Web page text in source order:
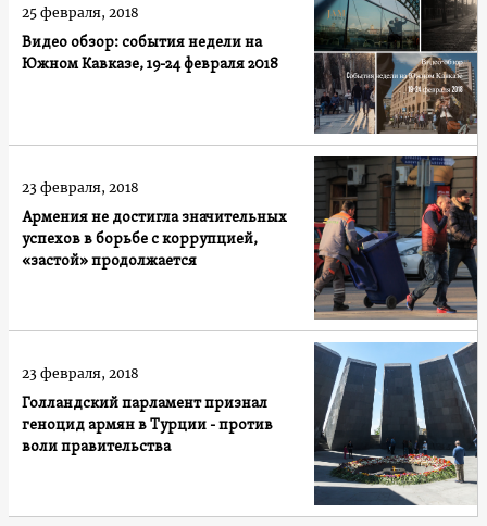
Видео обзор: cобытия недели на
Южном Кавказе, 19-24 февраля 2018
25 февраля, 2018
Армения не достигла значительных
успехов в борьбе с коррупцией,
«застой» продолжается
23 февраля, 2018
Голландский парламент признал
геноцид армян в Турции - против
воли правительства
23 февраля, 2018